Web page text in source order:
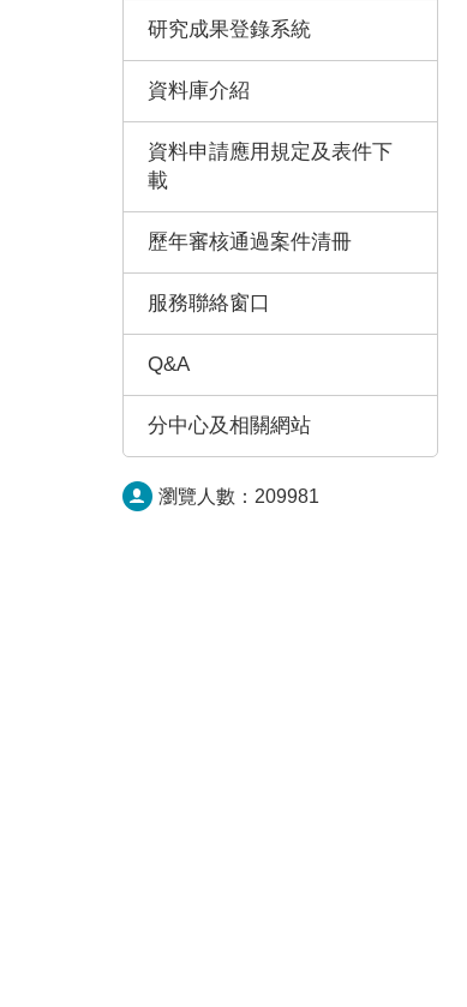
研究成果登錄系統
資料庫介紹
資料申請應用規定及表件下
載
歷年審核通過案件清冊
服務聯絡窗口
Q&A
分中心及相關網站
瀏覽人數： 209981